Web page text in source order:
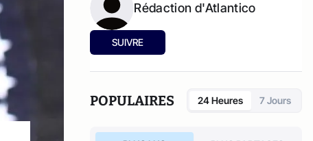
Rédaction d'Atlantico
SUIVRE
POPULAIRES 24 Heures 7 Jours